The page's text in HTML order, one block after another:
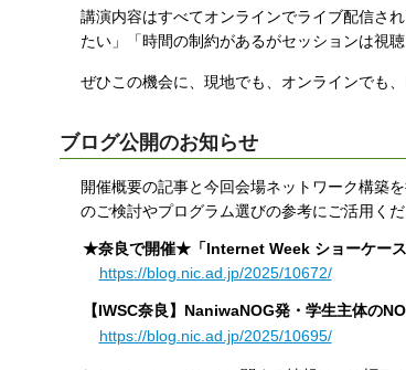
講演内容はすべてオンラインでライブ配信さ
たい」「時間の制約があるがセッションは視
ぜひこの機会に、現地でも、オンラインでも
ブログ公開のお知らせ
開催概要の記事と今回会場ネットワーク構築
のご検討やプログラム選びの参考にご活用くだ
★奈良で開催★「Internet Week ショーケース
https://blog.nic.ad.jp/2025/10672/
【IWSC奈良】NaniwaNOG発・学生主体の
https://blog.nic.ad.jp/2025/10695/